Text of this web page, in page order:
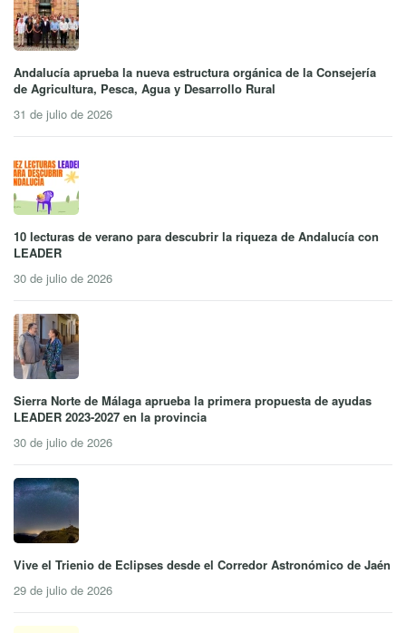
Andalucía aprueba la nueva estructura orgánica de la Consejería
de Agricultura, Pesca, Agua y Desarrollo Rural
31 de julio de 2026
10 lecturas de verano para descubrir la riqueza de Andalucía con
LEADER
30 de julio de 2026
Sierra Norte de Málaga aprueba la primera propuesta de ayudas
LEADER 2023-2027 en la provincia
30 de julio de 2026
Vive el Trienio de Eclipses desde el Corredor Astronómico de Jaén
29 de julio de 2026